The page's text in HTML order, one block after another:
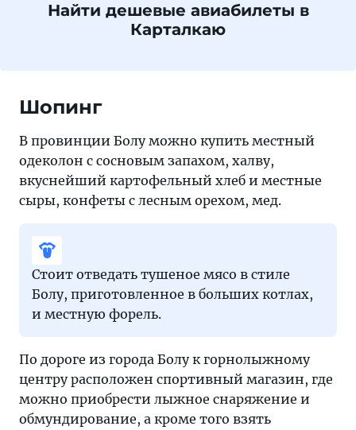
Найти дешевые авиабилеты в
Карталкаю
Шопинг
В провинции Болу можно купить местный
одеколон с сосновым запахом, халву,
вкуснейший картофельный хлеб и местные
сыры, конфеты с лесным орехом, мед.
Стоит отведать тушеное мясо в стиле
Болу, приготовленное в больших котлах,
и местную форель.
По дороге из города Болу к горнолыжному
центру расположен спортивный магазин, где
можно приобрести лыжное снаряжение и
обмундирование, а кроме того взять